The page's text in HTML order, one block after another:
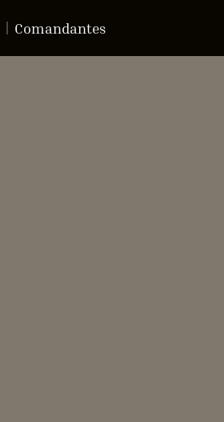
Comandantes